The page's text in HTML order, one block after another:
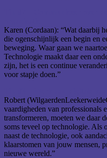
Karen (Cordaan): “Wat daarbij
die ogenschijnlijk een begin en
beweging. Waar gaan we
Technologie maakt daar een
zijn, het is een continue
voor stapje doen.”
Robert
vaardigheden van professionals
transformeren, moeten we daar
soms teveel op technologie. Als
naast de technologie, ook
klaarstomen van jouw mensen,
nieuwe wereld.”